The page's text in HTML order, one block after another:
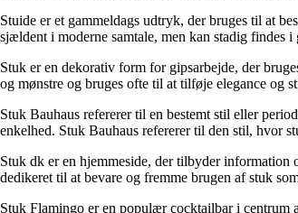
Stuide er et gammeldags udtryk, der bruges til at
sjældent i moderne samtale, men kan stadig findes
Stuk er en dekorativ form for gipsarbejde, der
og mønstre og bruges ofte til at tilføje elegance og
Stuk Bauhaus refererer til en bestemt stil eller
enkelhed. Stuk Bauhaus refererer til den stil, hvor
Stuk dk er en hjemmeside, der tilbyder
dedikeret til at bevare og fremme brugen af stuk
Stuk Flamingo er en populær cocktailbar i